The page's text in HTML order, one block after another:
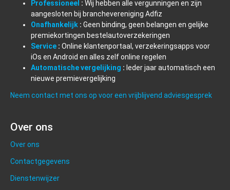
Professioneel : Wij hebben alle vergunningen en zijn
aangesloten bij branchevereniging Adfiz
Onafhankelijk : Geen binding, geen belangen en gelijke
premiekortingen bestelautoverzekeringen
Service : Online klantenportaal, verzekeringsapps voor
iOs en Android en alles zelf online regelen
Automatische vergelijking : Ieder jaar automatisch een
nieuwe premievergelijking
Neem contact met ons op voor een vrijblijvend adviesgesprek
Over ons
Over ons
Contactgegevens
Dienstenwijzer